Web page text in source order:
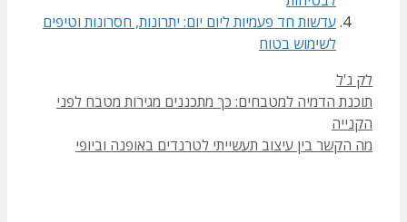
עדשות חד פעמיות ליום יום: יתרונות, חסרונות וטיפים
לשימוש בטוח
קטגוריות
לק ג'ל
תוכנת הדמיה למטבחים: כך מתכננים מגירות מטבח לפני
הקנייה
מה הקשר בין עיצוב תעשייתי לטרנדים באופנה וביופי